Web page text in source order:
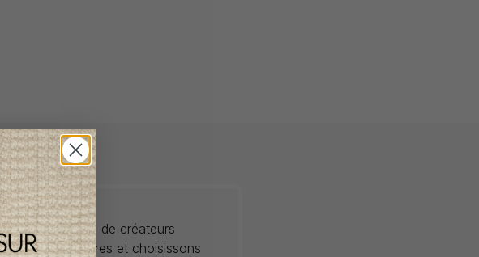
pour bébés de créateurs
les perles rares et choisissons